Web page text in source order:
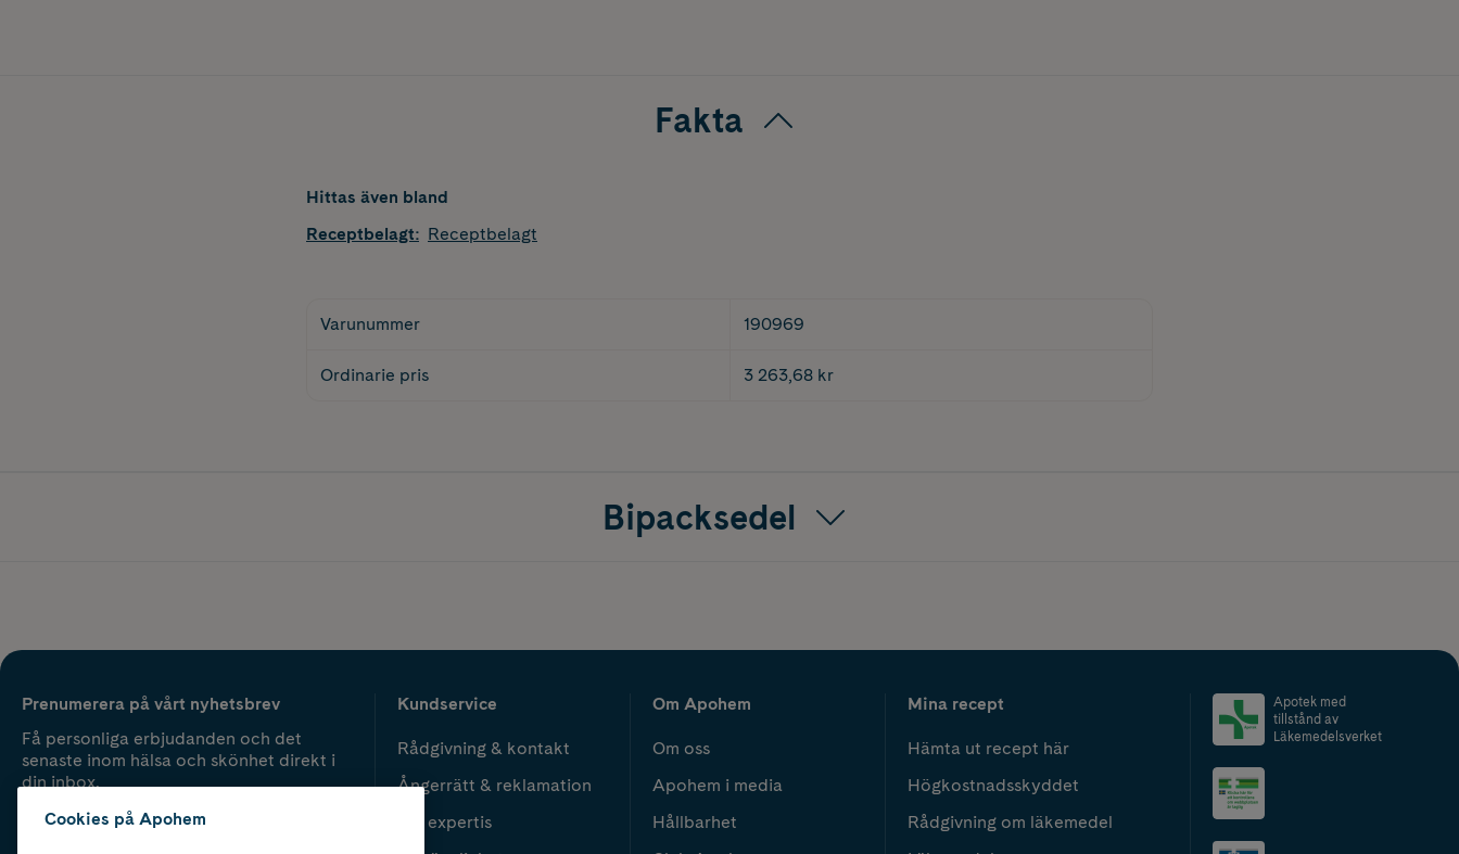
Fakta
Hittas även bland
Receptbelagt: Receptbelagt
Varunummer 190969
Ordinarie pris 3 263,68 kr
Bipacksedel
Prenumerera på vårt nyhetsbrev
Få personliga erbjudanden och det
senaste inom hälsa och skönhet direkt i
din inbox.
Kundservice
Rådgivning & kontakt
Ångerrätt & reklamation
Vår expertis
Om Apohem
Om oss
Apohem i media
Hållbarhet
Mina recept
Hämta ut recept här
Högkostnadsskyddet
Rådgivning om läkemedel
Apotek med
tillstånd av
Läkemedelsverket
Cookies på Apohem